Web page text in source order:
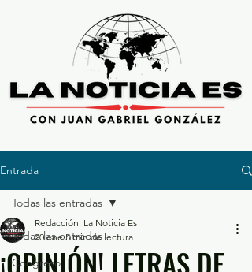
Entrada
Todas las entradas
Congreso
Todas las entradas
¡OPINIÓN! LETRAS DE
Redacción: La Noticia Es
20 ene 5 min de lectura